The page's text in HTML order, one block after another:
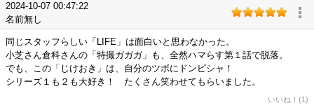
2024-10-07 00:47:22
名前無し
同じスタッフらしい「LIFE」は面白いと思わなかった。
小芝さん倉科さんの「特撮ガガガ」も、全然ハマらす第１話で脱落。
でも、この「じけおき」は、自分のツボにドンピシャ！
シリーズ１も２も大好き！ たくさん笑わせてもらいました。
いいね！(1)